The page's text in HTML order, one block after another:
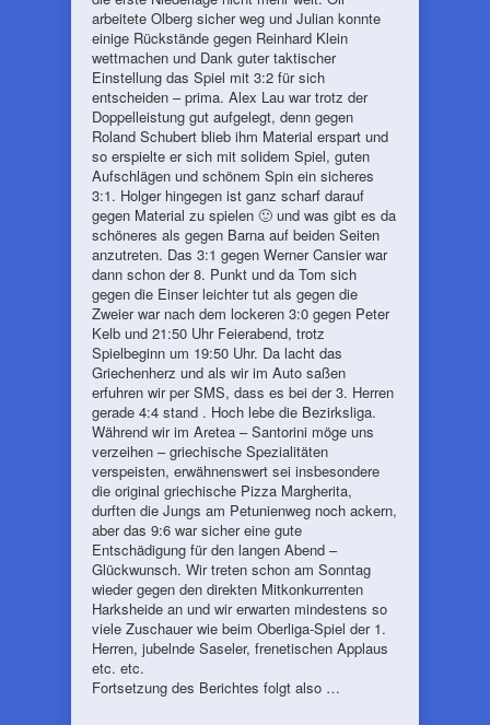
arbeitete Olberg sicher weg und Julian konnte
einige Rückstände gegen Reinhard Klein
wettmachen und Dank guter taktischer
Einstellung das Spiel mit 3:2 für sich
entscheiden – prima. Alex Lau war trotz der
Doppelleistung gut aufgelegt, denn gegen
Roland Schubert blieb ihm Material erspart und
so erspielte er sich mit solidem Spiel, guten
Aufschlägen und schönem Spin ein sicheres
3:1. Holger hingegen ist ganz scharf darauf
gegen Material zu spielen 🙂 und was gibt es da
schöneres als gegen Barna auf beiden Seiten
anzutreten. Das 3:1 gegen Werner Cansier war
dann schon der 8. Punkt und da Tom sich
gegen die Einser leichter tut als gegen die
Zweier war nach dem lockeren 3:0 gegen Peter
Kelb und 21:50 Uhr Feierabend, trotz
Spielbeginn um 19:50 Uhr. Da lacht das
Griechenherz und als wir im Auto saßen
erfuhren wir per SMS, dass es bei der 3. Herren
gerade 4:4 stand . Hoch lebe die Bezirksliga.
Während wir im Aretea – Santorini möge uns
verzeihen – griechische Spezialitäten
verspeisten, erwähnenswert sei insbesondere
die original griechische Pizza Margherita,
durften die Jungs am Petunienweg noch ackern,
aber das 9:6 war sicher eine gute
Entschädigung für den langen Abend –
Glückwunsch. Wir treten schon am Sonntag
wieder gegen den direkten Mitkonkurrenten
Harksheide an und wir erwarten mindestens so
viele Zuschauer wie beim Oberliga-Spiel der 1.
Herren, jubelnde Saseler, frenetischen Applaus
etc. etc.
Fortsetzung des Berichtes folgt also …